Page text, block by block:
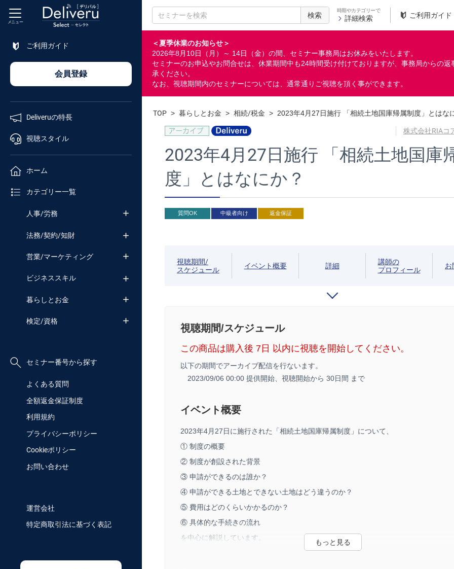
検索
時期やカテゴリーで
詳細検索 ご利用ガイド
＜夏季休業のお知らせ＞
2026年8月10日（月）～ 14日（金）の間、セミナー事務局はお休みをいたします。
セミナーのお申込やお問合せは、休業期間中も24時間受け付けておりますが、事務局からの
承ください。
なお、視聴期間内のセミナーについては、通常通りご視聴を頂く事ができます。
メニュー
ご利用ガイド
会員登録
Deliveruの特長
視聴スタイル
ホーム
カテゴリー一覧
人事/労務
法務/契約/知財
営業/マーケティング
ビジネススキル
暮らしとお金
検定/資格
セミナー番号から探す
よくある質問
全額返金保証制度
利用規約
プライバシーポリシー
Cookieポリシー
お問い合わせ
運営会社
特定商取引法に基づく表記
セミナー
番号検索
TOP > 暮らしとお金 > 相続/税金 > 2023年4月27日施行 「相続土地国庫帰属制度」とはな
株式会社RIAコ
2023年4月27日施行 「相続土地国庫
度」とはなにか？
質問OK 中級者向け 返金保証
視聴期間/
スケジュール
イベント概要 詳細
講師の
プロフィール
お
視聴期間/スケジュール
この商品は購入後 7日 以内に視聴を開始してください。
以下の期間でアーカイブ配信を行ないます。
2023/09/06 00:00 提供開始、 視聴開始から 30日間 まで
イベント概要
2023年4月27日に施行された「相続土地国庫帰属制度」について、
① 制度の概要
② 制度が創設された背景
③ 申請ができるのは誰か？
④ 申請ができる土地とできない土地はどう違うのか？
⑤ 費用はどのくらいかかるのか？
⑥ 具体的な手続きの流れ
を中心に解説しています。